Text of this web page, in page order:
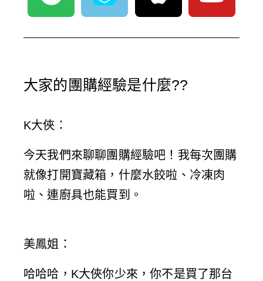
i
f
y
e
大家的團購經驗是什麼??
K大俠 ：
今天我們來聊聊團購經驗吧！我每次團購
就像打開寶藏箱，什麼水餃啦、冷凍肉
啦、連廚具也能買到。
美鳳姐 ：
哈哈哈，K大俠你少來，你不是買了那台